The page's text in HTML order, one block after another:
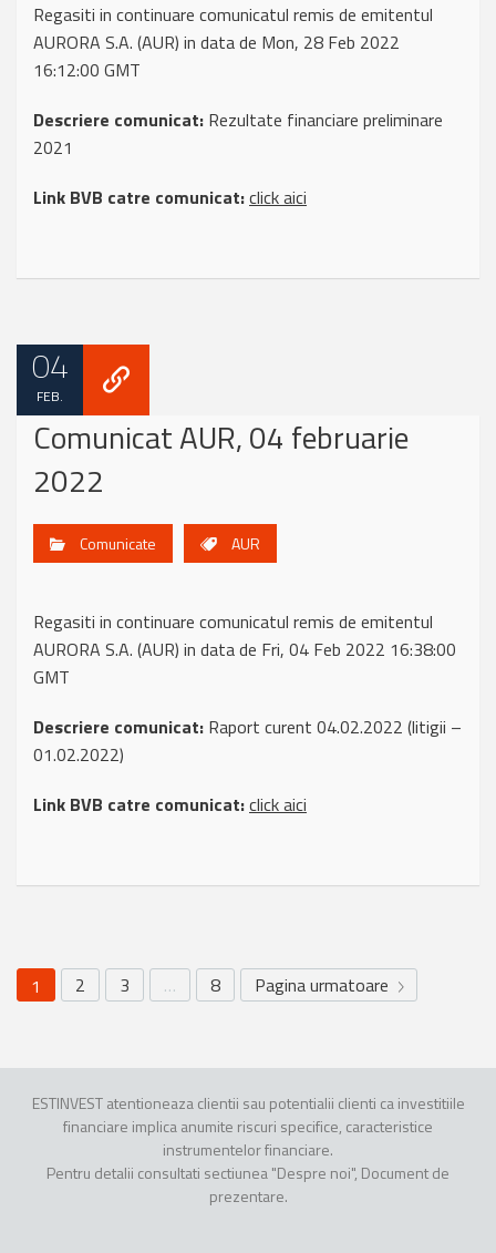
Regasiti in continuare comunicatul remis de emitentul
AURORA S.A. (AUR) in data de Mon, 28 Feb 2022
16:12:00 GMT
Descriere comunicat: Rezultate financiare preliminare
2021
Link BVB catre comunicat:click aici
04
FEB.
Comunicat AUR, 04 februarie
2022
Comunicate AUR
Regasiti in continuare comunicatul remis de emitentul
AURORA S.A. (AUR) in data de Fri, 04 Feb 2022 16:38:00
GMT
Descriere comunicat: Raport curent 04.02.2022 (litigii –
01.02.2022)
Link BVB catre comunicat:click aici
1 2 3 … 8 Pagina urmatoare
ESTINVEST atentioneaza clientii sau potentialii clienti ca investitiile
financiare implica anumite riscuri specifice, caracteristice
instrumentelor financiare.
Pentru detalii consultati sectiunea "Despre noi", Document de
prezentare.